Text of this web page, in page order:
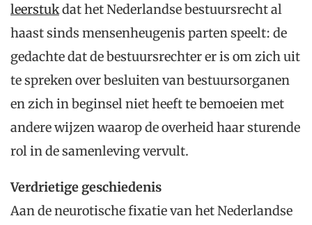
leerstukdat het Nederlandse bestuursrecht al
haast sinds mensenheugenis parten speelt: de
gedachte dat de bestuursrechter er is om zich uit
te spreken over besluiten van bestuursorganen
en zich in beginsel niet heeft te bemoeien met
andere wijzen waarop de overheid haar sturende
rol in de samenleving vervult.
Verdrietige geschiedenis
Aan de neurotische fixatie van het Nederlandse